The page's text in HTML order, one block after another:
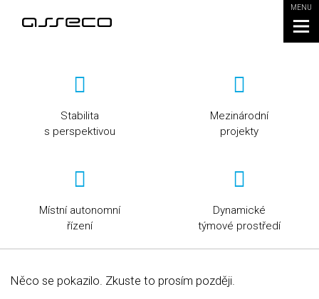
MENU
Stabilita
s perspektivou
Mezinárodní
projekty
Místní autonomní
řízení
Dynamické
týmové prostředí
Něco se pokazilo. Zkuste to prosím později.